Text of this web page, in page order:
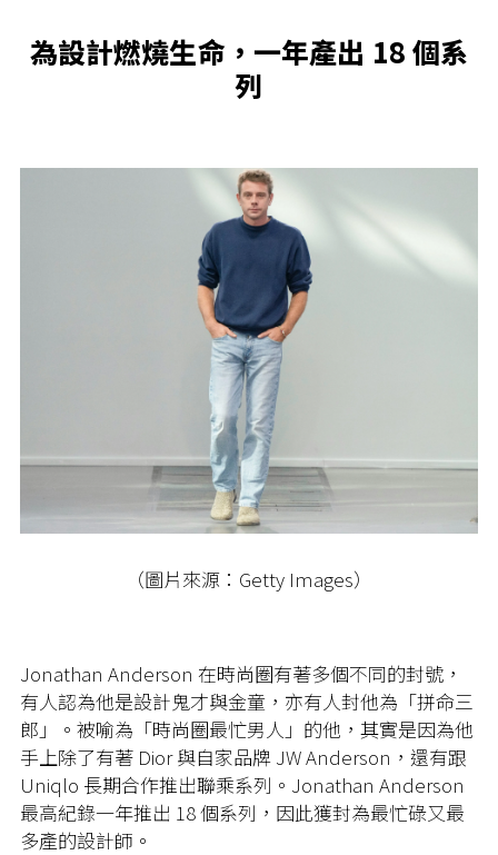
為設計燃燒生命，一年產出 18 個系
列
（圖片來源：Getty Images）
Jonathan Anderson 在時尚圈有著多個不同的封號，
有人認為他是設計鬼才與金童，亦有人封他為「拼命三
郎」。被喻為「時尚圈最忙男人」的他，其實是因為他
手上除了有著 Dior 與自家品牌 JW Anderson，還有跟
Uniqlo 長期合作推出聯乘系列。Jonathan Anderson
最高紀錄一年推出 18 個系列，因此獲封為最忙碌又最
多產的設計師。